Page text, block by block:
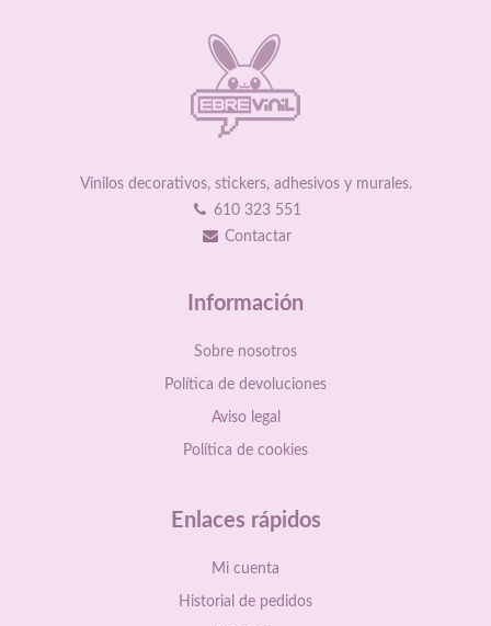
Vinilos decorativos, stickers, adhesivos y murales.
610 323 551
Contactar
Información
Sobre nosotros
Política de devoluciones
Aviso legal
Política de cookies
Enlaces rápidos
Mi cuenta
Historial de pedidos